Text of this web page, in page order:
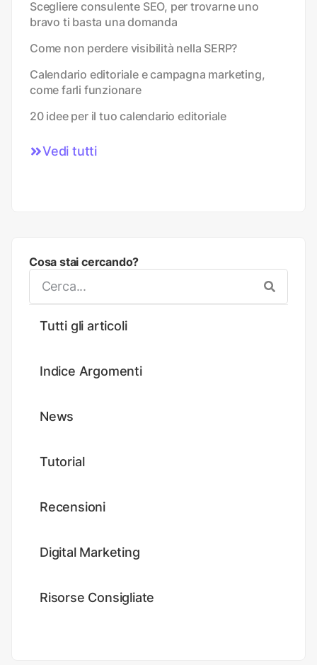
Scegliere consulente SEO, per trovarne uno
bravo ti basta una domanda
Come non perdere visibilità nella SERP?
Calendario editoriale e campagna marketing,
come farli funzionare
20 idee per il tuo calendario editoriale
Vedi tutti
Cosa stai cercando?
Tutti gli articoli
Indice Argomenti
News
Tutorial
Recensioni
Digital Marketing
Risorse Consigliate